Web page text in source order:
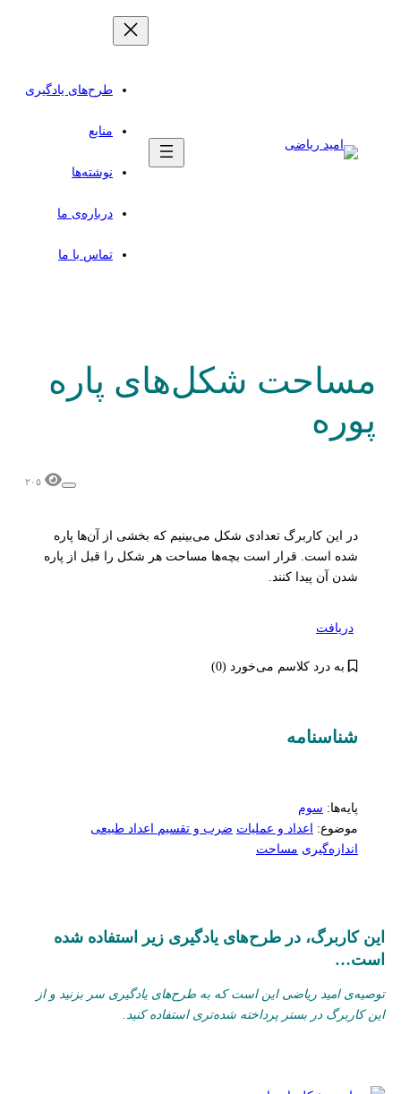
طرح‌های یادگیری
منابع
نوشته‌ها
درباره‌ی ما
تماس با ما
مساحت شکل‌های پاره
پوره
۲۰۵
در این کاربرگ تعدادی شکل می‌بینیم که بخشی از آن‌ها پاره
شده است. قرار است بچه‌ها مساحت هر شکل را قبل از پاره
شدن آن پیدا کنند.
دریافت
به درد کلاسم می‌خورد (0)
شناسنامه‌
پایه‌ها: سوم
موضوع: اعداد و عملیات ضرب و تقسیم اعداد طبیعی
اندازه‌گیری مساحت
این کاربرگ، در طرح‌های یادگیری زیر استفاده شده
است…
توصیه‌ی امید ریاضی این است که به طرح‌های یادگیری سر بزنید و از
این کاربرگ در بستر پرداخته شده‌تری استفاده کنید.